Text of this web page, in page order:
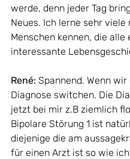
werde, denn jeder Tag
Neues. Ich lerne sehr viele
Menschen kennen, die alle
interessante
René: Spannend. Wenn
Diagnose switchen. Die
jetzt bei mir z.B ziemlich
Bipolare Störung 1 ist
diejenige die am
für einen Arzt ist so wie